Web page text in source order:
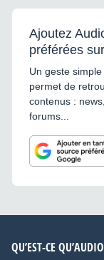
Ajoutez
préférées
Un geste
permet de
contenus :
forums...
QU’EST-CE